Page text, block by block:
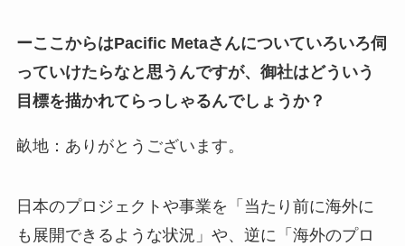
ーここからはPacific Metaさんについていろいろ伺
っていけたらなと思うんですが、御社はどういう
目標を描かれてらっしゃるんでしょうか？
畝地：ありがとうございます。
日本のプロジェクトや事業を「当たり前に海外に
も展開できるような状況」や、逆に「海外のプロ